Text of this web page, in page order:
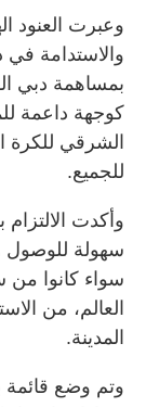
وعبرت العنود
والاستدامة في
بمساهمة دبي
كوجهة داعمة
الشرقي للكرة
للجميع.
وأكدت
سهولة للوصول
سواء كانوا من
العالم، من
المدينة.
وتم وضع قائمة